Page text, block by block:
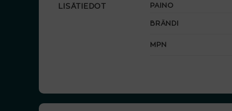
LISÄTIEDOT PAINO
BRÄNDI
MPN